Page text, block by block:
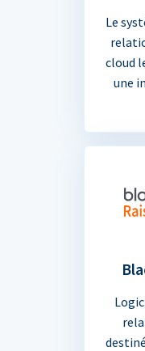
Le
cloud
une